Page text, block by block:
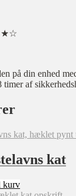
på din enhed
af
kat
kurv